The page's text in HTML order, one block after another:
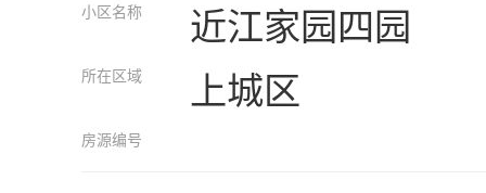
小区名称 近江家园四园
所在区域 上城区
房源编号